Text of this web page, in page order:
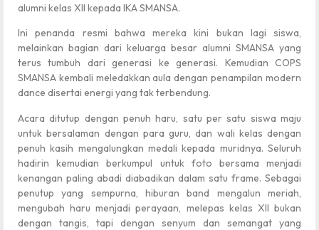
alumni kelas XII kepada IKA SMANSA.
Ini penanda resmi bahwa mereka kini bukan lagi siswa,
melainkan bagian dari keluarga besar alumni SMANSA yang
terus tumbuh dari generasi ke generasi. Kemudian COPS
SMANSA kembali meledakkan aula dengan penampilan modern
dance disertai energi yang tak terbendung.
Acara ditutup dengan penuh haru, satu per satu siswa maju
untuk bersalaman dengan para guru, dan wali kelas dengan
penuh kasih mengalungkan medali kepada muridnya. Seluruh
hadirin kemudian berkumpul untuk foto bersama menjadi
kenangan paling abadi diabadikan dalam satu frame. Sebagai
penutup yang sempurna, hiburan band mengalun meriah,
mengubah haru menjadi perayaan, melepas kelas XII bukan
dengan tangis, tapi dengan senyum dan semangat yang